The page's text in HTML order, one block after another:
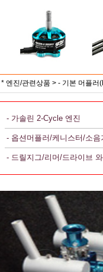
* 엔진/관련상품 > - 기본 머플러
- 가솔린 2-Cycle 엔진
- 옵션머플러/케니스터/소음
- 드릴지그/리머/드라이브